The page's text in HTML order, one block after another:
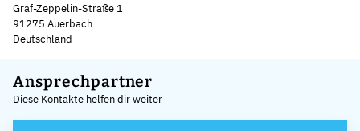
Graf-Zeppelin-Straße 1
91275 Auerbach
Deutschland
+
−
Ansprechpartner
Diese Kontakte helfen dir weiter